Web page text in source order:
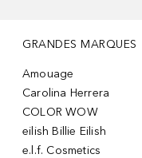
GRANDES MARQUES
Amouage
Carolina Herrera
COLOR WOW
eilish Billie Eilish
e.l.f. Cosmetics